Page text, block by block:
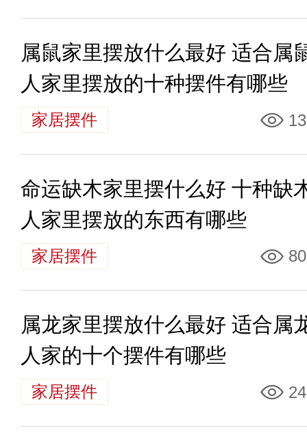
属鼠家里摆放什么最好 适合属
人家里摆放的十种摆件有哪些
家居摆件
命运缺木家里摆什么好 十种缺
人家里摆放的东西有哪些
家居摆件
属龙家里摆放什么最好 适合属
人家的十个摆件有哪些
家居摆件